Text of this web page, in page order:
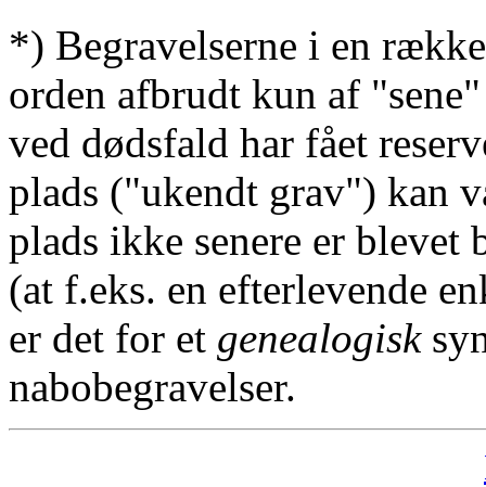
*) Begravelserne i en
orden afbrudt kun af
ved dødsfald har fået
plads ("ukendt grav") kan
plads ikke senere er
(at f.eks. en efterlevende
er det for et genealogisk
nabobegravelser.